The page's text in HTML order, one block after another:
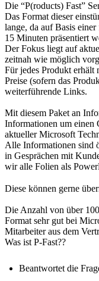
Die “P(roducts) Fast”
Das Format dieser
lange, da auf Basis
15 Minuten präsentiert
Der Fokus liegt auf
zeitnah wie möglich
Für jedes Produkt erhält
Preise (sofern das
weiterführende Links.
Mit diesem Paket an
Informationen um einen
aktueller Microsoft
Alle Informationen sind
in Gesprächen mit
wir alle Folien als
Diese können gerne
Die Anzahl von über
Format sehr gut bei
Mitarbeiter aus dem
Beantwortet die